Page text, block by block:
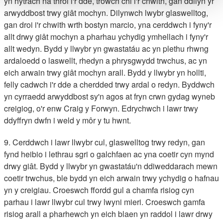
arwyddbost trwy giât mochyn. Dilynwch lwybr glaswelltog,
gan droi i'r chwith wrth bostyn marcio, yna cerddwch i fyny'r
allt drwy giât mochyn a pharhau ychydig ymhellach i fyny'r
allt wedyn. Bydd y llwybr yn gwastatáu ac yn plethu rhwng
ardaloedd o laswellt, rhedyn a phrysgwydd trwchus, ac yn
eich arwain trwy giât mochyn arall. Bydd y llwybr yn hollti,
felly cadwch i'r dde a cherdded trwy ardal o redyn. Byddwch
yn cyrraedd arwyddbost sy'n agos at fryn crwn gydag wyneb
creigiog, o'r enw Craig y Forwyn. Edrychwch i lawr trwy
ddyffryn dwfn i weld y môr y tu hwnt.
9. Cerddwch i lawr llwybr cul, glaswelltog trwy redyn, gan
fynd heibio i lethrau sgri o galchfaen ac yna coetir cyn mynd
drwy giât. Bydd y llwybr yn gwastatáu'n ddiweddarach mewn
coetir trwchus, ble bydd yn eich arwain trwy ychydig o hafnau
yn y creigiau. Croeswch ffordd gul a chamfa risiog cyn
parhau i lawr llwybr cul trwy lwyni mieri. Croeswch gamfa
risiog arall a pharhewch yn eich blaen yn raddol i lawr drwy